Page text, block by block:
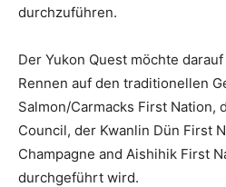
durchzuführen.
Der Yukon Quest möchte
Rennen auf den traditionellen
Salmon/Carmacks First Nation,
Council, der Kwanlin Dün First
Champagne and Aishihik First
durchgeführt wird.